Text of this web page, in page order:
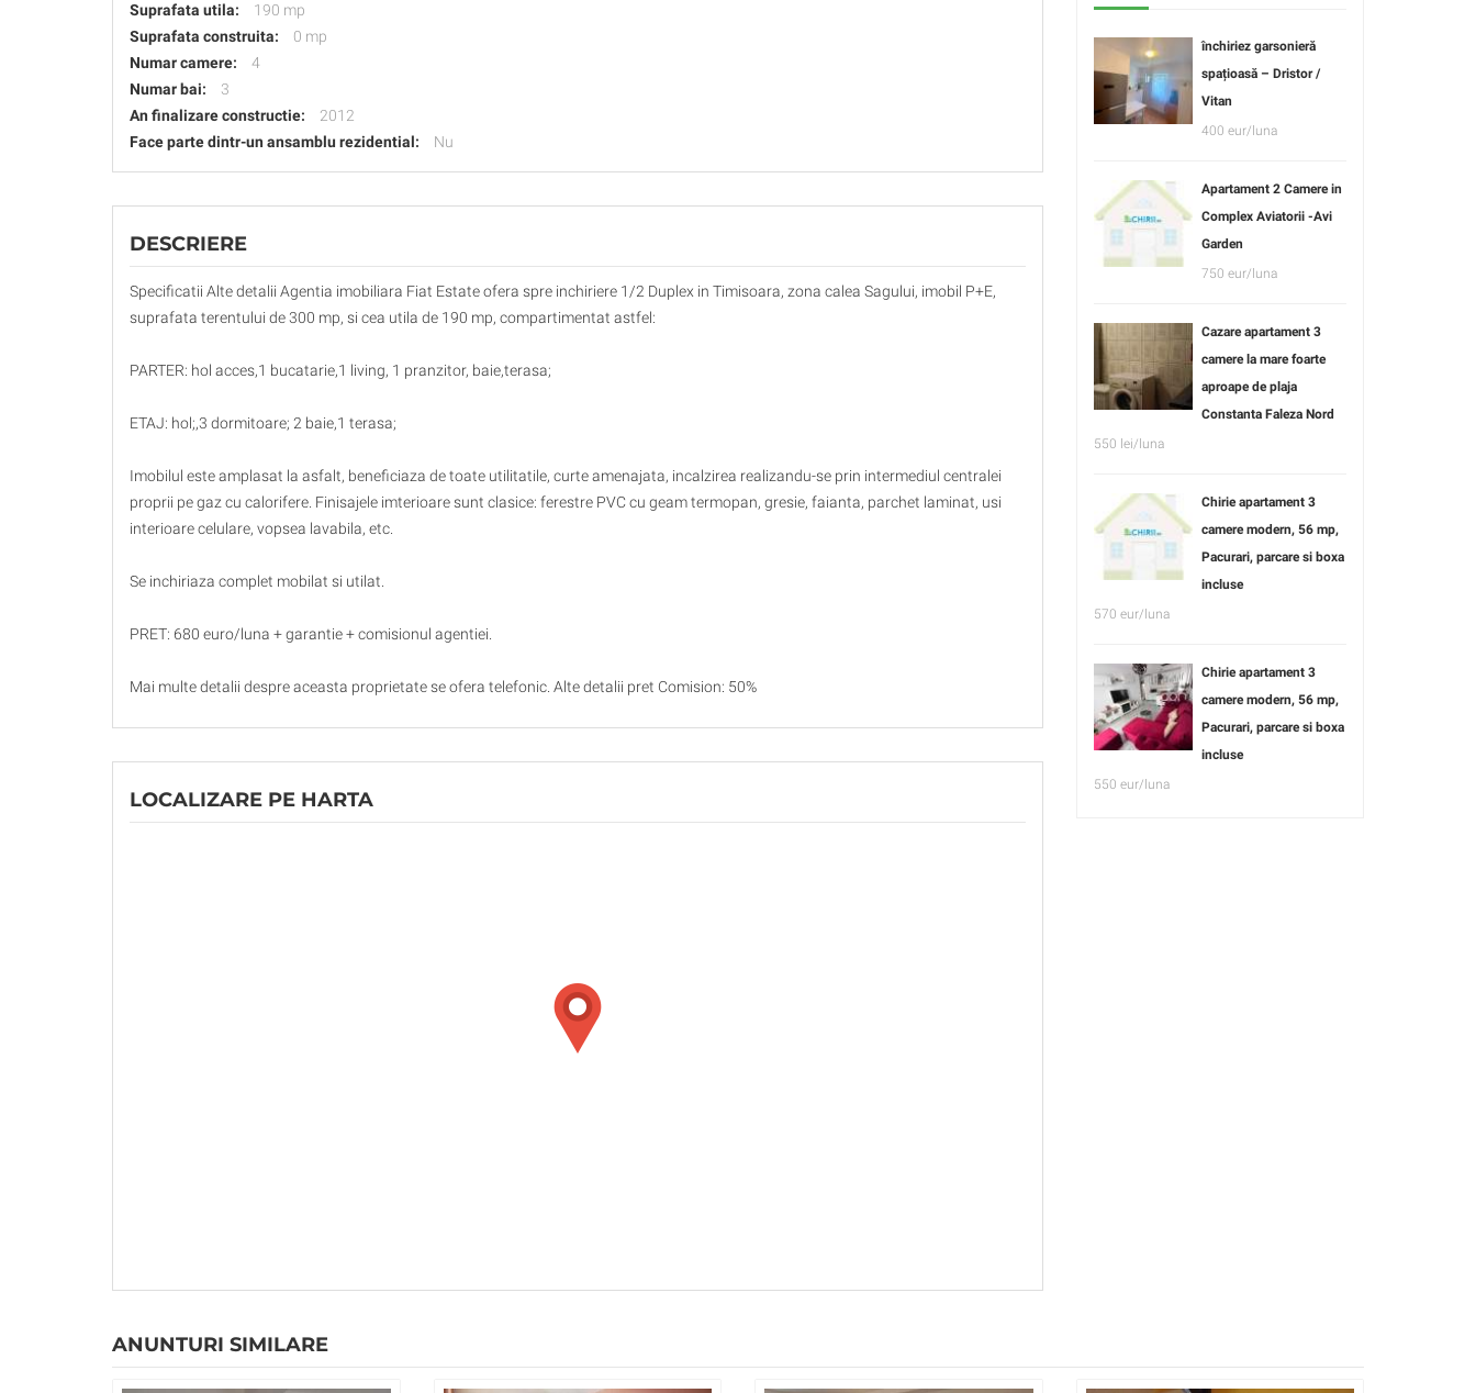
Suprafata utila:
190 mp
Suprafata construita:
0 mp
Numar camere:
4
Numar bai:
3
An finalizare constructie:
2012
Face parte dintr-un ansamblu rezidential:
Nu
DESCRIERE
Specificatii Alte detalii Agentia imobiliara Fiat Estate ofera spre inchiriere 1/2 Duplex in Timisoara, zona calea Sagului, imobil P+E,
suprafata terentului de 300 mp, si cea utila de 190 mp, compartimentat astfel:
PARTER: hol acces,1 bucatarie,1 living, 1 pranzitor, baie,terasa;
ETAJ: hol;,3 dormitoare; 2 baie,1 terasa;
Imobilul este amplasat la asfalt, beneficiaza de toate utilitatile, curte amenajata, incalzirea realizandu-se prin intermediul centralei
proprii pe gaz cu calorifere. Finisajele imterioare sunt clasice: ferestre PVC cu geam termopan, gresie, faianta, parchet laminat, usi
interioare celulare, vopsea lavabila, etc.
Se inchiriaza complet mobilat si utilat.
PRET: 680 euro/luna + garantie + comisionul agentiei.
Mai multe detalii despre aceasta proprietate se ofera telefonic. Alte detalii pret Comision: 50%
LOCALIZARE PE HARTA
închiriez garsonieră
spațioasă – Dristor /
Vitan
400 eur/luna
Apartament 2 Camere in
Complex Aviatorii -Avi
Garden
750 eur/luna
Cazare apartament 3
camere la mare foarte
aproape de plaja
Constanta Faleza Nord
550 lei/luna
Chirie apartament 3
camere modern, 56 mp,
Pacurari, parcare si boxa
incluse
570 eur/luna
Chirie apartament 3
camere modern, 56 mp,
Pacurari, parcare si boxa
incluse
550 eur/luna
ANUNTURI SIMILARE